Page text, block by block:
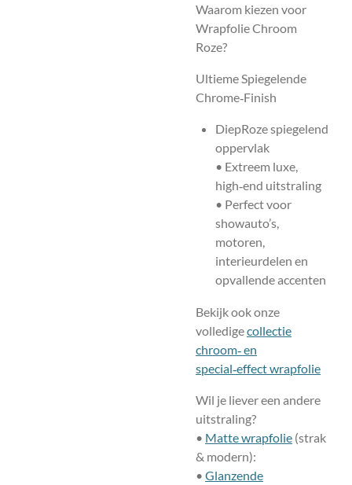
Waarom kiezen voor
Wrapfolie Chroom
Roze?
Ultieme Spiegelende
Chrome‑Finish
DiepRoze spiegelend
oppervlak
• Extreem luxe,
high‑end uitstraling
• Perfect voor
showauto’s,
motoren,
interieurdelen en
opvallende accenten
Bekijk ook onze
volledigecollectie
chroom‑ en
special‑effect wrapfolie
Wil je liever een andere
uitstraling?
• Matte wrapfolie (strak
& modern):
• Glanzende